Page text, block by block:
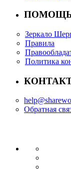
ПОМОЩЬ
Зеркало
Правила
Политика
Обратная